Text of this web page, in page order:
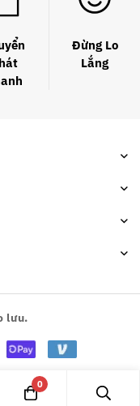
Đừng Lo
Lắng
lưu.
0